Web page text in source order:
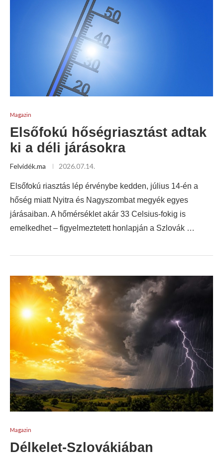
Magazin
Elsőfokú hőségriasztást adtak
ki a déli járásokra
Felvidék.ma 2026.07.14.
Elsőfokú riasztás lép érvénybe kedden, július 14-én a
hőség miatt Nyitra és Nagyszombat megyék egyes
járásaiban. A hőmérséklet akár 33 Celsius-fokig is
emelkedhet – figyelmeztetett honlapján a Szlovák …
Magazin
Délkelet-Szlovákiában